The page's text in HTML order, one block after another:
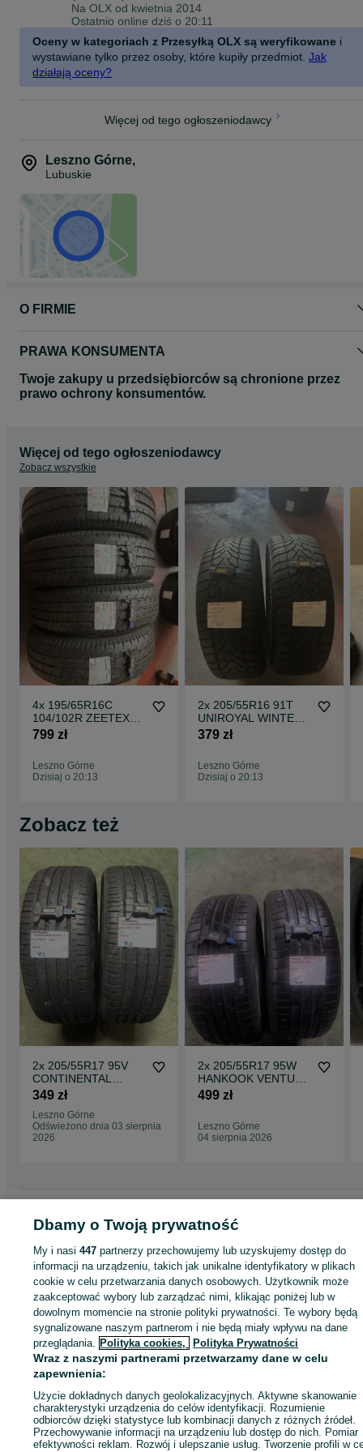
Na OLX od kwietnia 2014
Ostatnio online dziś o 20:11
Oceny w kategoriach z Przesyłką OLX są weryfikowane i
wystawiane tylko przez osoby, które kupiły przedmiot. Jak
działają oceny?
Więcej od tego ogłoszeniodawcy
Leszno Górne,
Lubuskie
O FIRMIE
PRAWA KONSUMENTA
Twoje zakupy u przedsiębiorców są chronione przez
prawo ochrony konsumentów.
Więcej od tego ogłoszeniodawcy
Zobacz wszystkie
4x 195/65R16C
104/102R ZEETEX
CT7000 opony letnie
799 zł
Leszno Górne
Dzisiaj o 20:13
2x 205/55R16 91T
UNIROYAL WINTER
EXPERT opony
379 zł
Leszno Górne
Dzisiaj o 20:13
Zobacz też
2x 205/55R17 95V
CONTINENTAL
CONTIPREMIUMCO
XL lat
349 zł
Leszno Górne
Odświeżono dnia 03 sierpnia
2026
2x 205/55R17 95W
HANKOOK VENTUS
S1 EVO3 opona letnia
499 zł
Leszno Górne
04 sierpnia 2026
- Leszno Górne
KATEGORIA
ID:967519013 Wyświetlenia:
Zadzwoń / SMS Wyślij wiadomość
Dbamy o Twoją prywatność
My i nasi447 partnerzy przechowujemy lub uzyskujemy dostęp do
informacji na urządzeniu, takich jak unikalne identyfikatory w plikach
cookie w celu przetwarzania danych osobowych. Użytkownik może
zaakceptować wybory lub zarządzać nimi, klikając poniżej lub w
dowolnym momencie na stronie polityki prywatności. Te wybory będą
sygnalizowane naszym partnerom i nie będą miały wpływu na dane
przeglądania. Polityka cookies, Polityka Prywatności
Wraz z naszymi partnerami przetwarzamy dane w celu
zapewnienia:
Użycie dokładnych danych geolokalizacyjnych. Aktywne skanowanie
charakterystyki urządzenia do celów identyfikacji. Rozumienie
odbiorców dzięki statystyce lub kombinacji danych z różnych źródeł.
Przechowywanie informacji na urządzeniu lub dostęp do nich. Pomiar
efektywności reklam. Rozwój i ulepszanie usług. Tworzenie profili w